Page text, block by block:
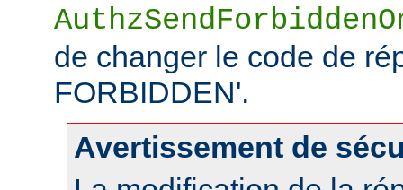
de changer le code de
FORBIDDEN'.
Avertissement de